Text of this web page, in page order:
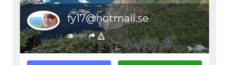
fy17@hotmail.se
2,627